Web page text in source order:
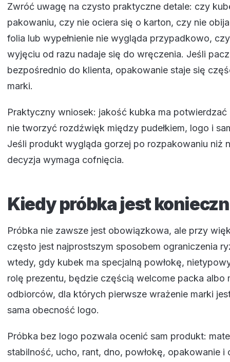
Zwróć uwagę na czysto praktyczne detale: czy
pakowaniu, czy nie ociera się o karton, czy nie
folia lub wypełnienie nie wygląda przypadkowo,
wyjęciu od razu nadaje się do wręczenia. Jeśli
bezpośrednio do klienta, opakowanie staje się
marki.
Praktyczny wniosek: jakość kubka ma potwierdzać
nie tworzyć rozdźwięk między pudełkiem, logo i
Jeśli produkt wygląda gorzej po rozpakowaniu niż
decyzja wymaga cofnięcia.
Kiedy próbka jest
Próbka nie zawsze jest obowiązkowa, ale przy
często jest najprostszym sposobem ograniczenia
wtedy, gdy kubek ma specjalną powłokę,
rolę prezentu, będzie częścią welcome packa albo
odbiorców, dla których pierwsze wrażenie marki
sama obecność logo.
Próbka bez logo pozwala ocenić sam produkt:
stabilność, ucho, rant, dno, powłokę, opakowanie i